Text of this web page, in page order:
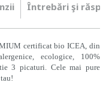
Întrebări şi
certificat bio ICEA, din
ecologice, 100%
3 picaturi. Cele mai pure